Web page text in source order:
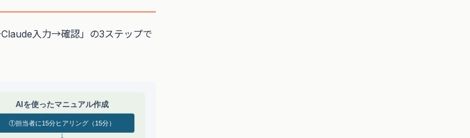
入力→確認」の3ステップで
AIを使ったマニュアル作成
①担当者に15分ヒアリング（15分）
↓